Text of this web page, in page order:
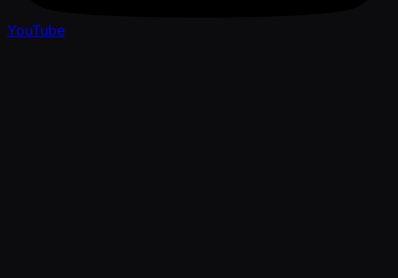
YouTube